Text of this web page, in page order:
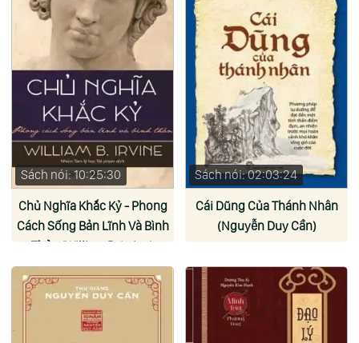
Sách nói: 10:25:30
Chủ Nghĩa Khắc Kỷ - Phong
Cách Sống Bản Lĩnh Và Bình
Thản (William B. Irvine)
Sách nói: 02:03:24
Cái Dũng Của Thánh Nhân
(Nguyễn Duy Cần)